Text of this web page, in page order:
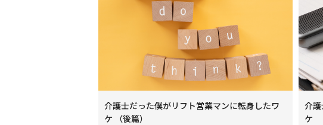
介護士だった僕がリフト営業マンに転身したワ
ケ （後篇）
介
ケ